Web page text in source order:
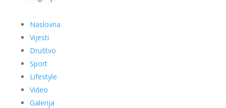
Naslovna
Vijesti
Društvo
Sport
Lifestyle
Video
Galerija